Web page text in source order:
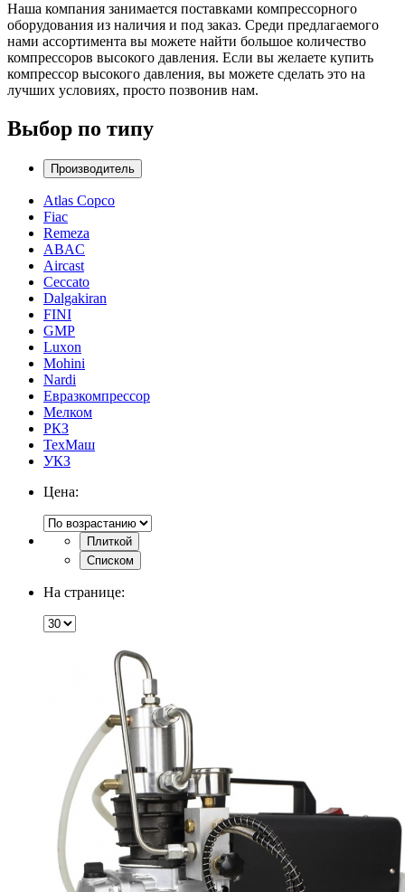
Наша компания занимается поставками компрессорного
оборудования из наличия и под заказ. Среди предлагаемого
нами ассортимента вы можете найти большое количество
компрессоров высокого давления. Если вы желаете купить
компрессор высокого давления, вы можете сделать это на
лучших условиях, просто позвонив нам.
Выбор по типу
Производитель
Atlas Copco
Fiac
Remeza
ABAC
Aircast
Ceccato
Dalgakiran
FINI
GMP
Luxon
Mohini
Nardi
Евразкомпрессор
Мелком
РКЗ
ТехМаш
УКЗ
Цена:
Плиткой
Списком
На странице: